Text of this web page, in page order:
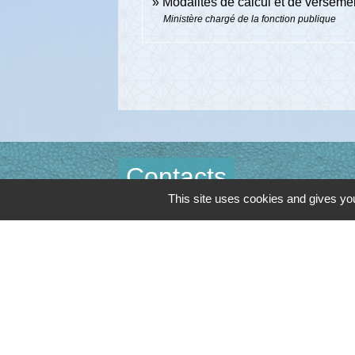
Ministère chargé de la fonction publique
Contacts
This site uses cookies and gives